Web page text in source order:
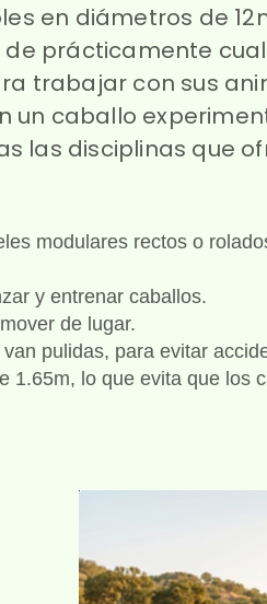
en diámetros de
prácticamente
trabajar con sus
un caballo
las disciplinas que
modulares rectos o
y entrenar caballos.
de lugar.
pulidas, para evitar
1.65m, lo que evita que los